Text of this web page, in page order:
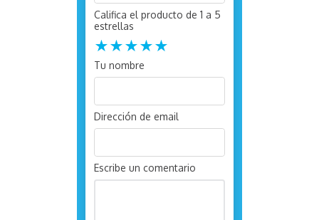
Califica el producto de 1 a 5
estrellas
★★★★★
Tu nombre
Dirección de email
Escribe un comentario